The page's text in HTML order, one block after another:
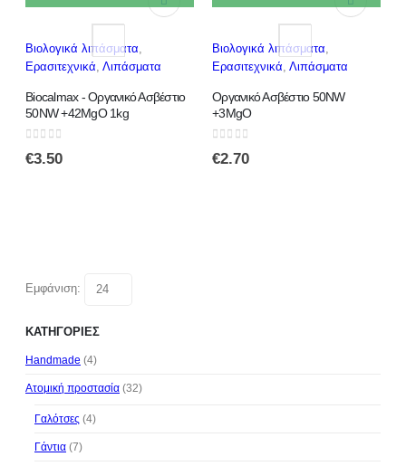
Βιολογικά λιπάσματα
Ερασιτεχνικά Λιπάσματα
Biocalmax - Οργανικό Ασβέστιο
50NW +42MgO 1kg
0out of 5
€3.50
Βιολογικά λιπάσματα
Ερασιτεχνικά Λιπάσματα
Οργανικό Ασβέστιο 50NW
+3MgO
0out of 5
€2.70
Εμφάνιση:
ΚΑΤΗΓΟΡΊΕΣ
Handmade (4)
Ατομική προστασία (32)
Γαλότσες (4)
Γάντια (7)